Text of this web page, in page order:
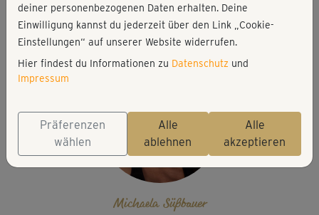
77 kcal
Michaela Süßbauer
Michaela Süßbauer
deiner personenbezogenen Daten erhalten. Deine
Einwilligung kannst du jederzeit über den Link „Cookie-
Einstellungen“ auf unserer Website widerrufen.
Hier findest du Informationen zu Datenschutz und
Impressum
Präferenzen
wählen
Alle
ablehnen
Alle
akzeptieren